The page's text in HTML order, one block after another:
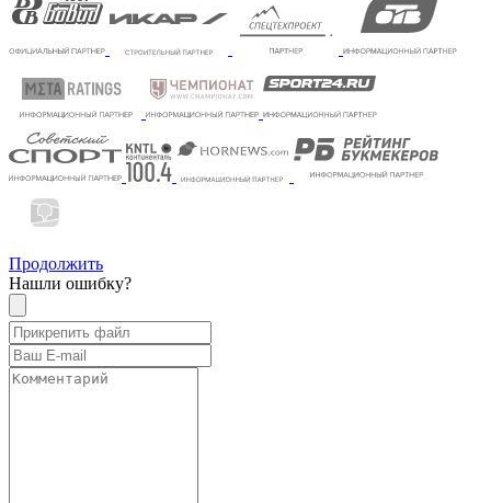
Продолжить
Нашли ошибку?